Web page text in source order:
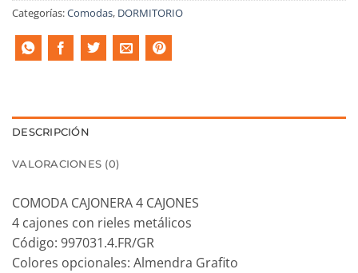
Categorías:Comodas, DORMITORIO
DESCRIPCIÓN
VALORACIONES (0)
COMODA CAJONERA 4 CAJONES
4 cajones con rieles metálicos
Código: 997031.4.FR/GR
Colores opcionales: Almendra Grafito